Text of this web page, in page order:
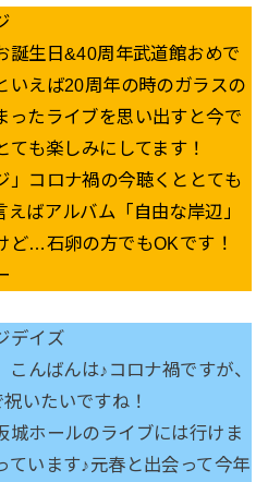
誕生日&40周年武道館おめで
いえば20周年の時のガラスの
ったライブを思い出すと今で
も楽しみにしてます！
」コロナ禍の今聴くととても
ばアルバム「自由な岸辺」
ど…石卵の方でもOKです！
デイズ
んばんは♪コロナ禍ですが、
いたいですね！
城ホールのライブには行けま
ています♪元春と出会って今年